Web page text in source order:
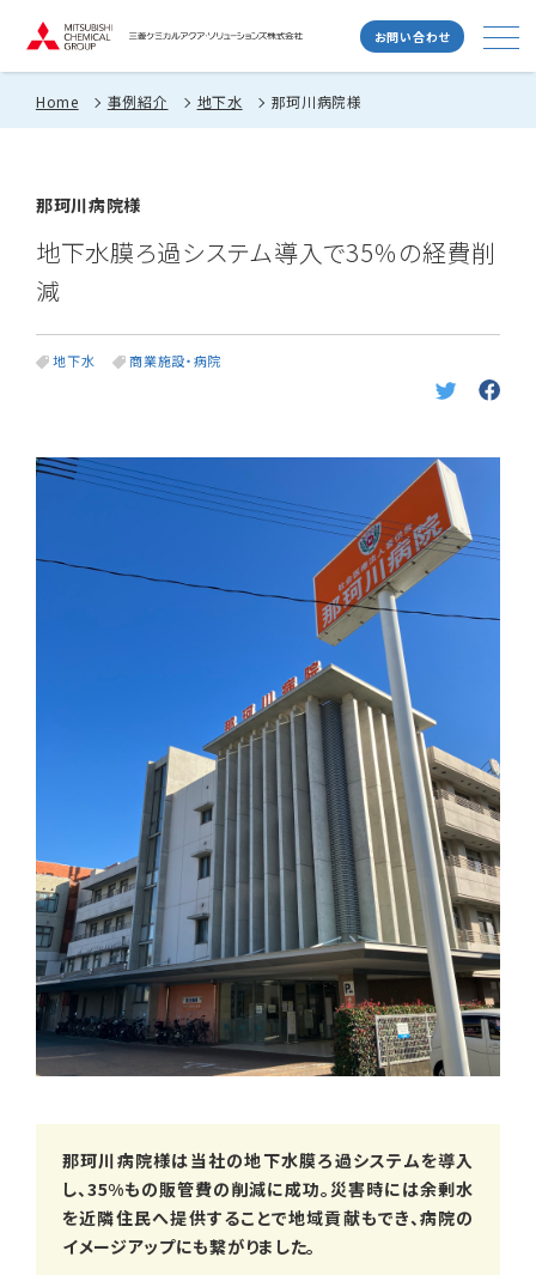
お問い合わせ
Home 事例紹介 地下水 那珂川病院様
那珂川病院様
地下水膜ろ過システム導入で35％の経費削
減
地下水 商業施設・病院
那珂川病院様は当社の地下水膜ろ過システムを導入
し、35%もの販管費の削減に成功。災害時には余剰水
を近隣住民へ提供することで地域貢献もでき、病院の
イメージアップにも繋がりました。